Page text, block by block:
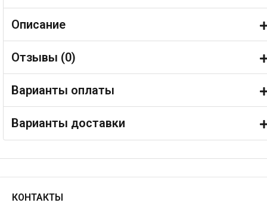
Описание
Отзывы (0)
Варианты оплаты
Варианты доставки
КОНТАКТЫ